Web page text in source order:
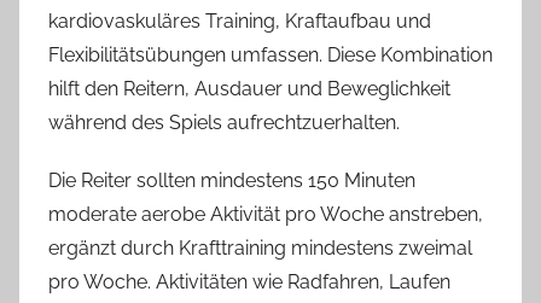
kardiovaskuläres Training, Kraftaufbau und
Flexibilitätsübungen umfassen. Diese Kombination
hilft den Reitern, Ausdauer und Beweglichkeit
während des Spiels aufrechtzuerhalten.
Die Reiter sollten mindestens 150 Minuten
moderate aerobe Aktivität pro Woche anstreben,
ergänzt durch Krafttraining mindestens zweimal
pro Woche. Aktivitäten wie Radfahren, Laufen